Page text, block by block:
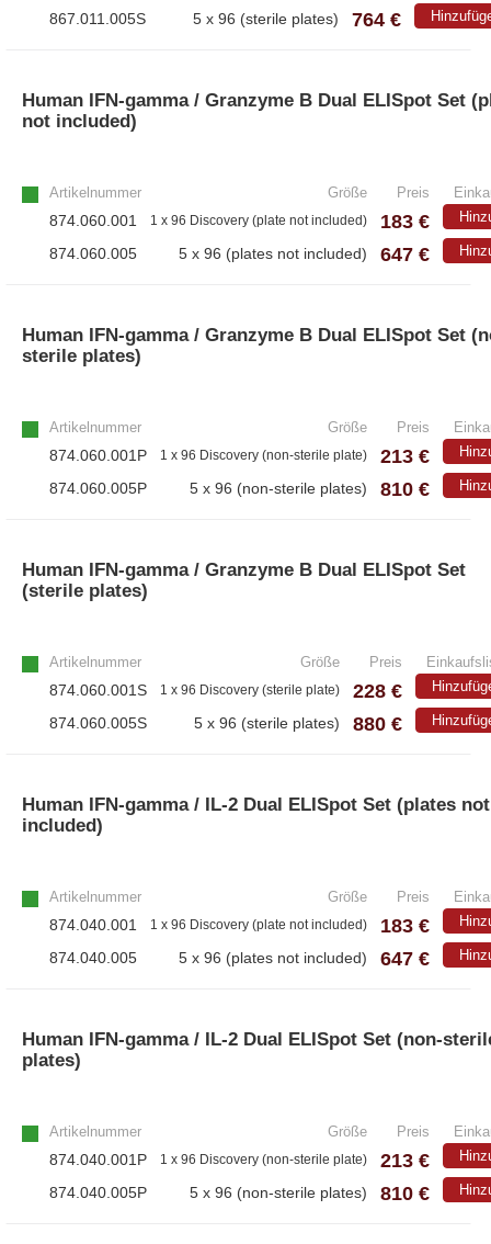
867.011.005S 5 x 96 (sterile plates) 764 €
Human IFN-gamma / Granzyme B Dual ELISpot Set
not included)
Artikelnummer Größe Preis
874.060.001 1 x 96 Discovery (plate not included) 183 €
874.060.005 5 x 96 (plates not included) 647 €
Human IFN-gamma / Granzyme B Dual ELISpot Set
sterile plates)
Artikelnummer Größe Preis
874.060.001P 1 x 96 Discovery (non-sterile plate) 213 €
874.060.005P 5 x 96 (non-sterile plates) 810 €
Human IFN-gamma / Granzyme B Dual ELISpot Set
(sterile plates)
Artikelnummer Größe Preis
874.060.001S 1 x 96 Discovery (sterile plate) 228 €
874.060.005S 5 x 96 (sterile plates) 880 €
Human IFN-gamma / IL-2 Dual ELISpot Set (plates not
included)
Artikelnummer Größe Preis
874.040.001 1 x 96 Discovery (plate not included) 183 €
874.040.005 5 x 96 (plates not included) 647 €
Human IFN-gamma / IL-2 Dual ELISpot Set (non-
plates)
Artikelnummer Größe Preis
874.040.001P 1 x 96 Discovery (non-sterile plate) 213 €
874.040.005P 5 x 96 (non-sterile plates) 810 €